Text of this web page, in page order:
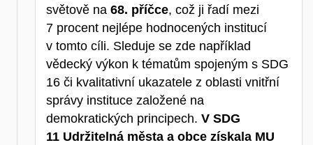
světově na 68. příčce, což ji řadí mezi
7 procent nejlépe hodnocených institucí
v tomto cíli. Sleduje se zde například
vědecký výkon k tématům spojeným s SDG
16 či kvalitativní ukazatele z oblasti vnitřní
správy instituce založené na
demokratických principech. V SDG
11 Udržitelná města a obce získala MU